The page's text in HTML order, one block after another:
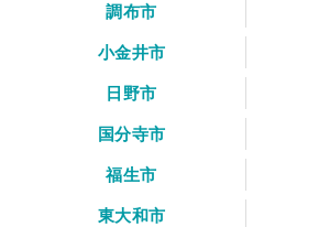
調布市
小金井市
日野市
国分寺市
福生市
東大和市